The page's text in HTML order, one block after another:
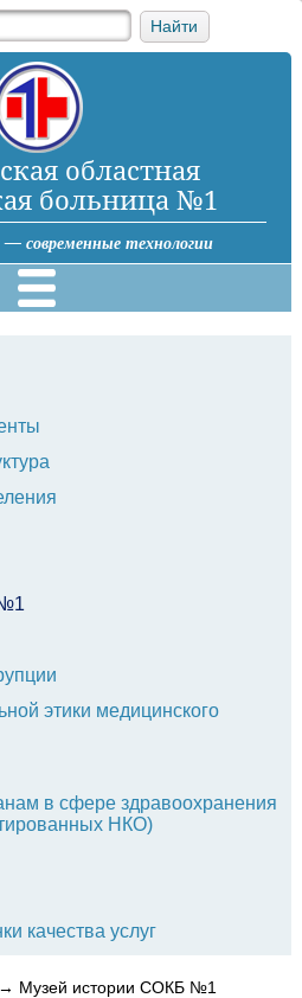
Найти
областная
больница №1
современные технологии
этики медицинского
в сфере здравоохранения
НКО)
качества услуг
→ Музей истории СОКБ №1